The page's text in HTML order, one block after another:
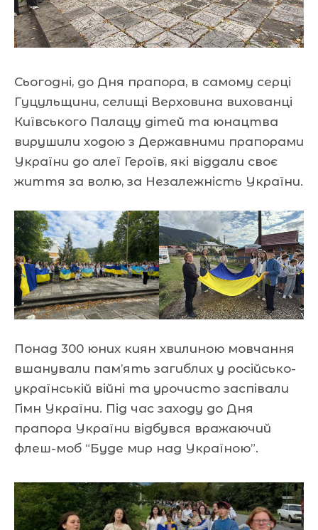
Сьогодні, до Дня прапора, в самому серці
Гуцульщини, селищі Верховина вихованці
Київського Палацу дітей та юнацтва
вирушили ходою з Державними прапорами
України до алеї Героїв, які віддали своє
життя за волю, за Незалежність України.
Понад 300 юних киян хвилиною мовчання
вшанували пам’ять загиблих у російсько-
українській війні та урочисто заспівали
Гімн України. Під час заходу до Дня
прапора України відбувся вражаючий
флеш-моб “Буде мир над Україною”.